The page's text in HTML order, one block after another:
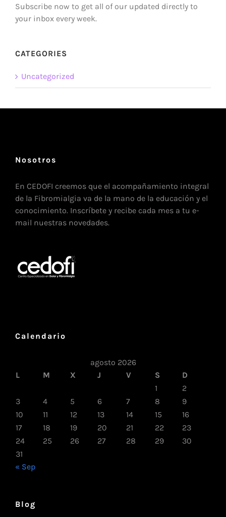
Subscribe now to get all of our updated directly to
your inbox every week.
CATEGORIES
Uncategorized
Nosotros
En CEDOFI creemos que el acompañamiento integral
de la Fibromialgia va de la mano de la educación y el
conocimiento. Inscríbete y recibe cada mes a tu e-
mail nuestras novedades.
Calendario
agosto 2026
L
M X J V S
D
1
2
3
4 5 6 7 8
9
10
11 12 13 14 15
16
17
18 19 20 21 22
23
24
25 26 27 28 29
30
31
« Sep
Blog